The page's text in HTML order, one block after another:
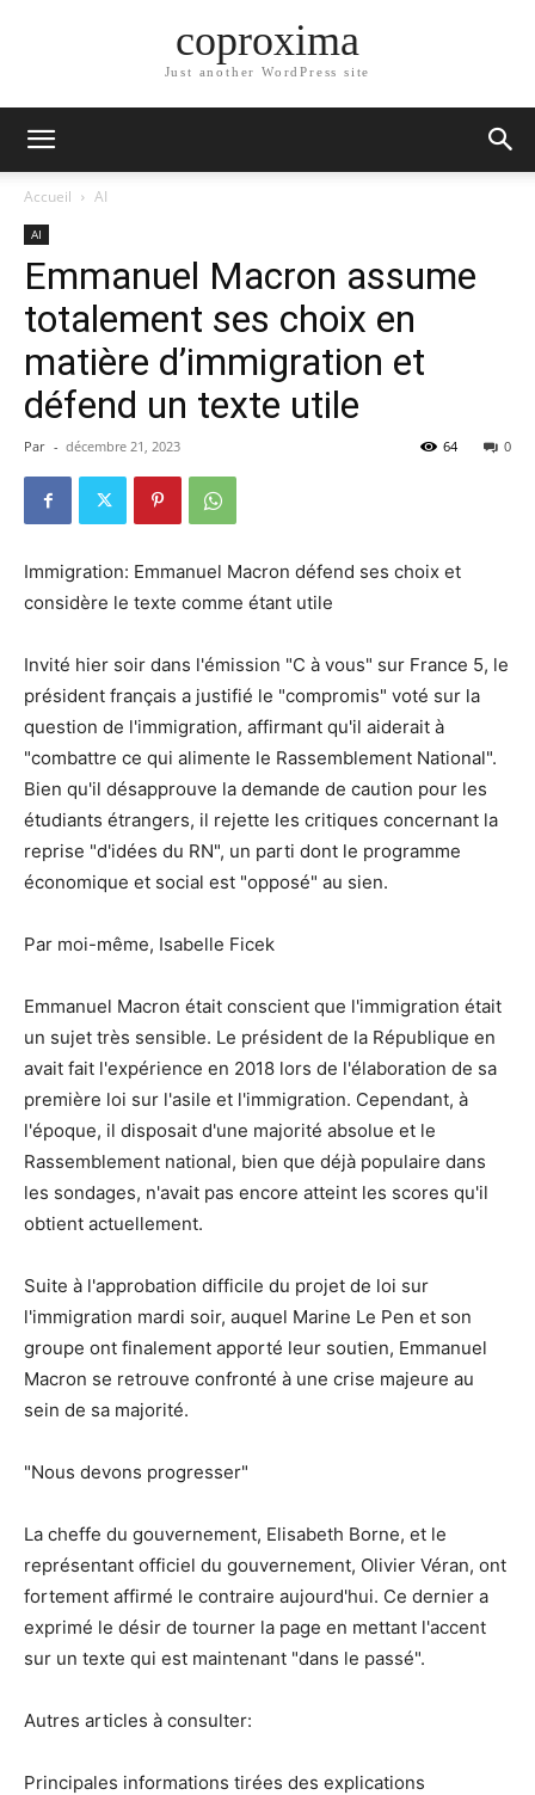
coproxima
Just another WordPress site
Accueil AI
AI
Emmanuel Macron assume
totalement ses choix en
matière d’immigration et
défend un texte utile
Par - décembre 21, 2023 0
64
Immigration: Emmanuel Macron défend ses choix et
considère le texte comme étant utile
Invité hier soir dans l'émission "C à vous" sur France 5, le
président français a justifié le "compromis" voté sur la
question de l'immigration, affirmant qu'il aiderait à
"combattre ce qui alimente le Rassemblement National".
Bien qu'il désapprouve la demande de caution pour les
étudiants étrangers, il rejette les critiques concernant la
reprise "d'idées du RN", un parti dont le programme
économique et social est "opposé" au sien.
Par moi-même, Isabelle Ficek
Emmanuel Macron était conscient que l'immigration était
un sujet très sensible. Le président de la République en
avait fait l'expérience en 2018 lors de l'élaboration de sa
première loi sur l'asile et l'immigration. Cependant, à
l'époque, il disposait d'une majorité absolue et le
Rassemblement national, bien que déjà populaire dans
les sondages, n'avait pas encore atteint les scores qu'il
obtient actuellement.
Suite à l'approbation difficile du projet de loi sur
l'immigration mardi soir, auquel Marine Le Pen et son
groupe ont finalement apporté leur soutien, Emmanuel
Macron se retrouve confronté à une crise majeure au
sein de sa majorité.
"Nous devons progresser"
La cheffe du gouvernement, Elisabeth Borne, et le
représentant officiel du gouvernement, Olivier Véran, ont
fortement affirmé le contraire aujourd'hui. Ce dernier a
exprimé le désir de tourner la page en mettant l'accent
sur un texte qui est maintenant "dans le passé".
Autres articles à consulter:
Principales informations tirées des explications